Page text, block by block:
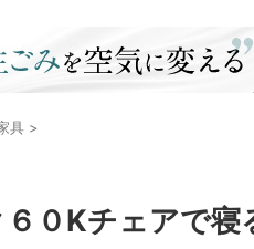
具 >
０Kチェアで